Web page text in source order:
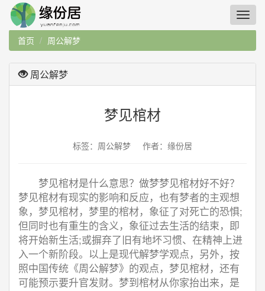
首页 周公解梦
周公解梦
梦见棺材
标签：周公解梦 作者：缘份居
梦见棺材是什么意思？做梦梦见棺材好不好？
梦见棺材有现实的影响和反应，也有梦者的主观想
象，梦见棺材，梦里的棺材，象征了对死亡的恐惧;
但同时也有重生的含义，象征过去生活的结束，即
将开始新生活;或摒弃了旧有地坏习惯、在精神上进
入一个新阶段。以上是现代解梦学观点，另外，按
照中国传统《周公解梦》的观点，梦见棺材，还有
可能预示要升官发财。梦到棺材从你家抬出来，是